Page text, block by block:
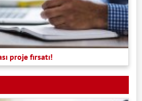
proje fırsatı!